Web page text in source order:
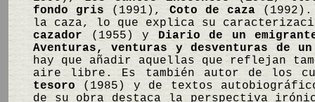
fondo gris (1991),Coto de caza (1992).
la caza, lo que explica su
cazador(1955) y Diario de un
Aventuras, venturas y desventuras de
hay que añadir aquellas que reflejan
aire libre. Es también autor de los
tesoro (1985) y de textos
de su obra destaca la perspectiva